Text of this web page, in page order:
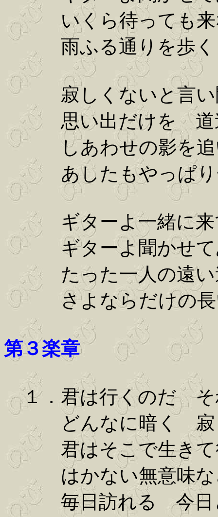
いくら待っても来
雨ふる通りを歩く
寂しくないと言い
思い出だけを 道
しあわせの影を追
あしたもやっぱり
ギターよ一緒に来
ギターよ聞かせて
たった一人の遠い
さよならだけの長
第３楽章
１．君は行くのだ そ
どんなに暗く 寂
君はそこで生きて
はかない無意味な
毎日訪れる 今日